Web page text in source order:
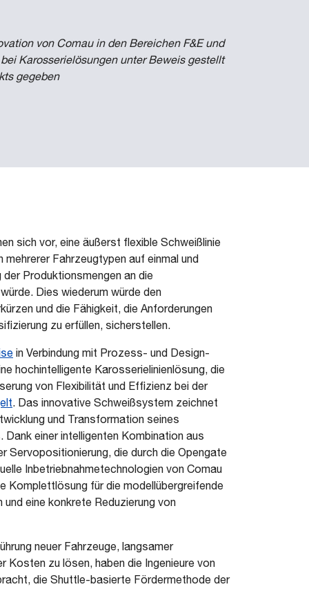
von Comau in den Bereichen F&E und
Karosserielösungen unter Beweis gestellt
gegeben
sich vor, eine äußerst flexible Schweißlinie
Fahrzeugtypen auf einmal und
Produktionsmengen an die
Dies wiederum würde den
und die Fähigkeit, die Anforderungen
zu erfüllen, sicherstellen.
in Verbindung mit Prozess- und Design-
hochintelligente Karosserielinienlösung, die
von Flexibilität und Effizienz bei der
. Das innovative Schweißsystem zeichnet
und Transformation seines
einer intelligenten Kombination aus
Servopositionierung, die durch die Opengate
Inbetriebnahmetechnologien von Comau
Komplettlösung für die modellübergreifende
eine konkrete Reduzierung von
neuer Fahrzeuge, langsamer
Kosten zu lösen, haben die Ingenieure von
die Shuttle-basierte Fördermethode der